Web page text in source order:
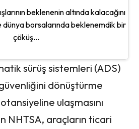
beklenenin altında kalacağını
dünya borsalarında beklenemdik bir
çöküş...
sürüş sistemleri (ADS)
dönüştürme
ulaşmasını
NHTSA, araçların ticari